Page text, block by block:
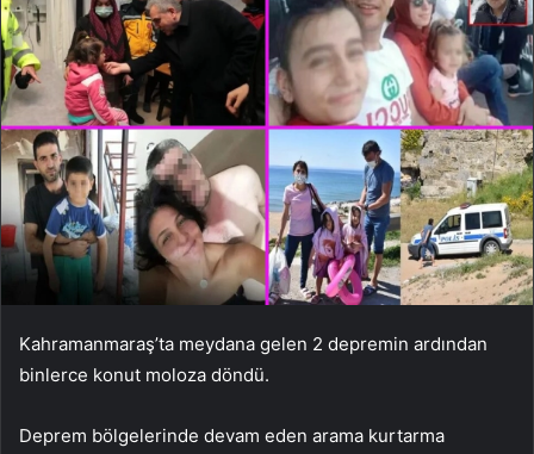
Kahramanmaraş’ta meydana gelen 2 depremin ardından
binlerce konut moloza döndü.
Deprem bölgelerinde devam eden arama kurtarma